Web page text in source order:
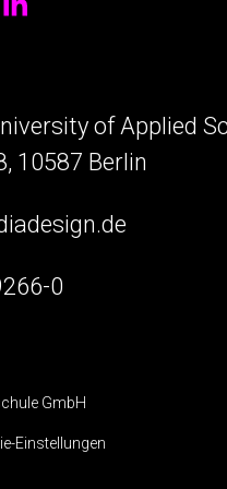
of Applied
10587 Berlin
0
GmbH
Einstellungen